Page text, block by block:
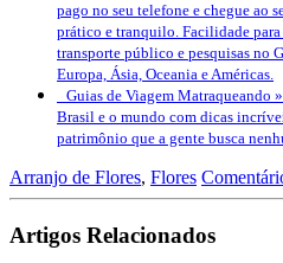
pago no seu telefone e chegue ao
prático e tranquilo. Facilidade
transporte público e pesquisas no
Europa, Ásia, Oceania e Américas.
Guias de Viagem Matraqueando »
Brasil e o mundo com dicas
patrimônio que a gente busca
Arranjo de Flores, Flores
Artigos Relacionados